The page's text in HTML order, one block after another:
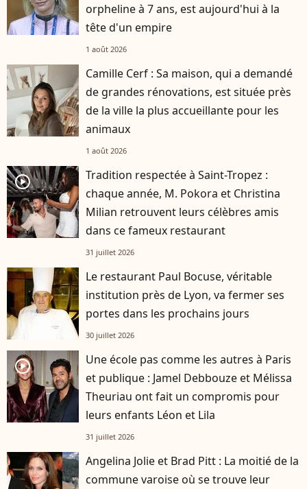
orpheline à 7 ans, est aujourd'hui à la
tête d'un empire
1 août 2026
Camille Cerf : Sa maison, qui a demandé
de grandes rénovations, est située près
de la ville la plus accueillante pour les
animaux
1 août 2026
player2
Tradition respectée à Saint-Tropez :
chaque année, M. Pokora et Christina
Milian retrouvent leurs célèbres amis
dans ce fameux restaurant
31 juillet 2026
Le restaurant Paul Bocuse, véritable
institution près de Lyon, va fermer ses
portes dans les prochains jours
30 juillet 2026
player2
Une école pas comme les autres à Paris
et publique : Jamel Debbouze et Mélissa
Theuriau ont fait un compromis pour
leurs enfants Léon et Lila
31 juillet 2026
Angelina Jolie et Brad Pitt : La moitié de la
commune varoise où se trouve leur